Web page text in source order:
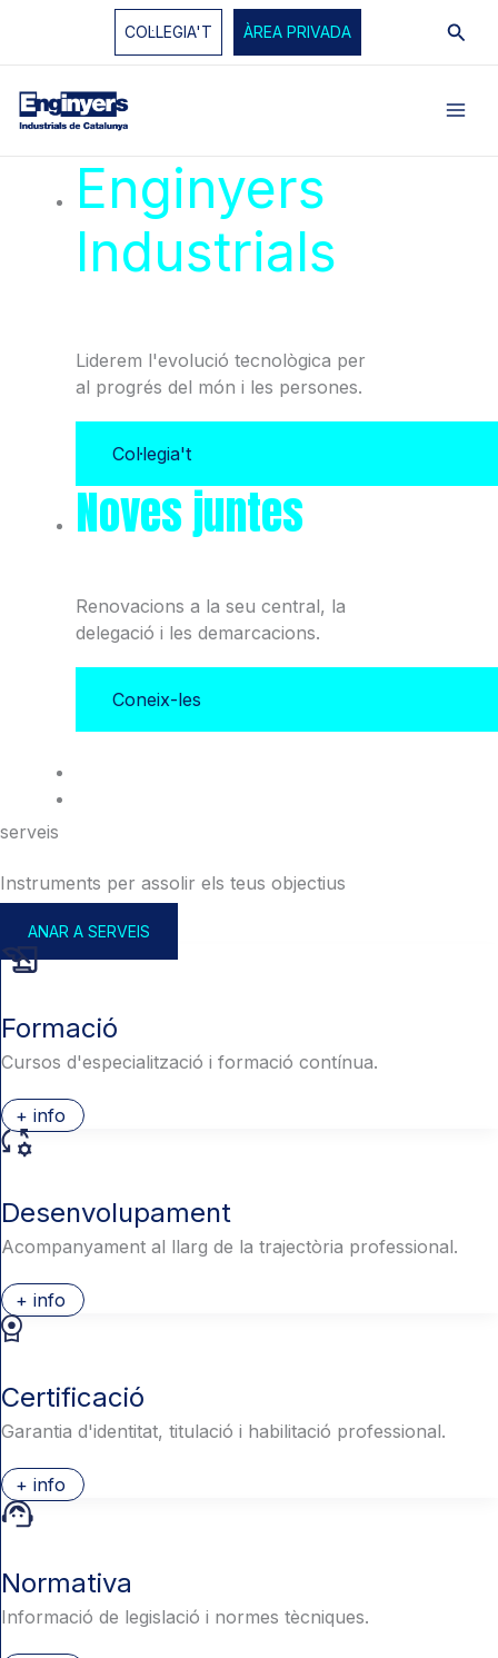
COL·LEGIA'T ÀREA PRIVADA
Enginyers
Industrials
Liderem l'evolució tecnològica per
al progrés del món i les persones.
Col·legia't
Noves juntes
Renovacions a la seu central, la
delegació i les demarcacions.
Coneix-les
serveis
Instruments per assolir els teus objectius
ANAR A SERVEIS
Formació
Cursos d'especialització i formació contínua.
+ info
Desenvolupament
Acompanyament al llarg de la trajectòria professional.
+ info
Certificació
Garantia d'identitat, titulació i habilitació professional.
+ info
Normativa
Informació de legislació i normes tècniques.